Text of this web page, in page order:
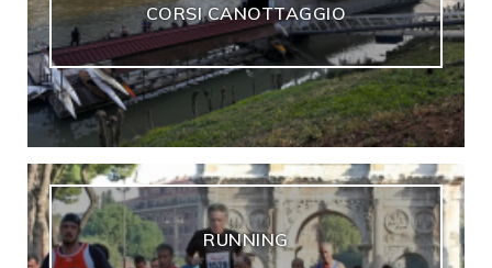
CORSI CANOTTAGGIO
RUNNING